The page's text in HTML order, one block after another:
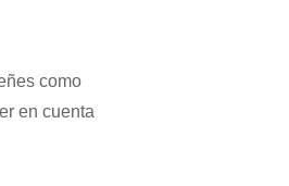
como
en cuenta